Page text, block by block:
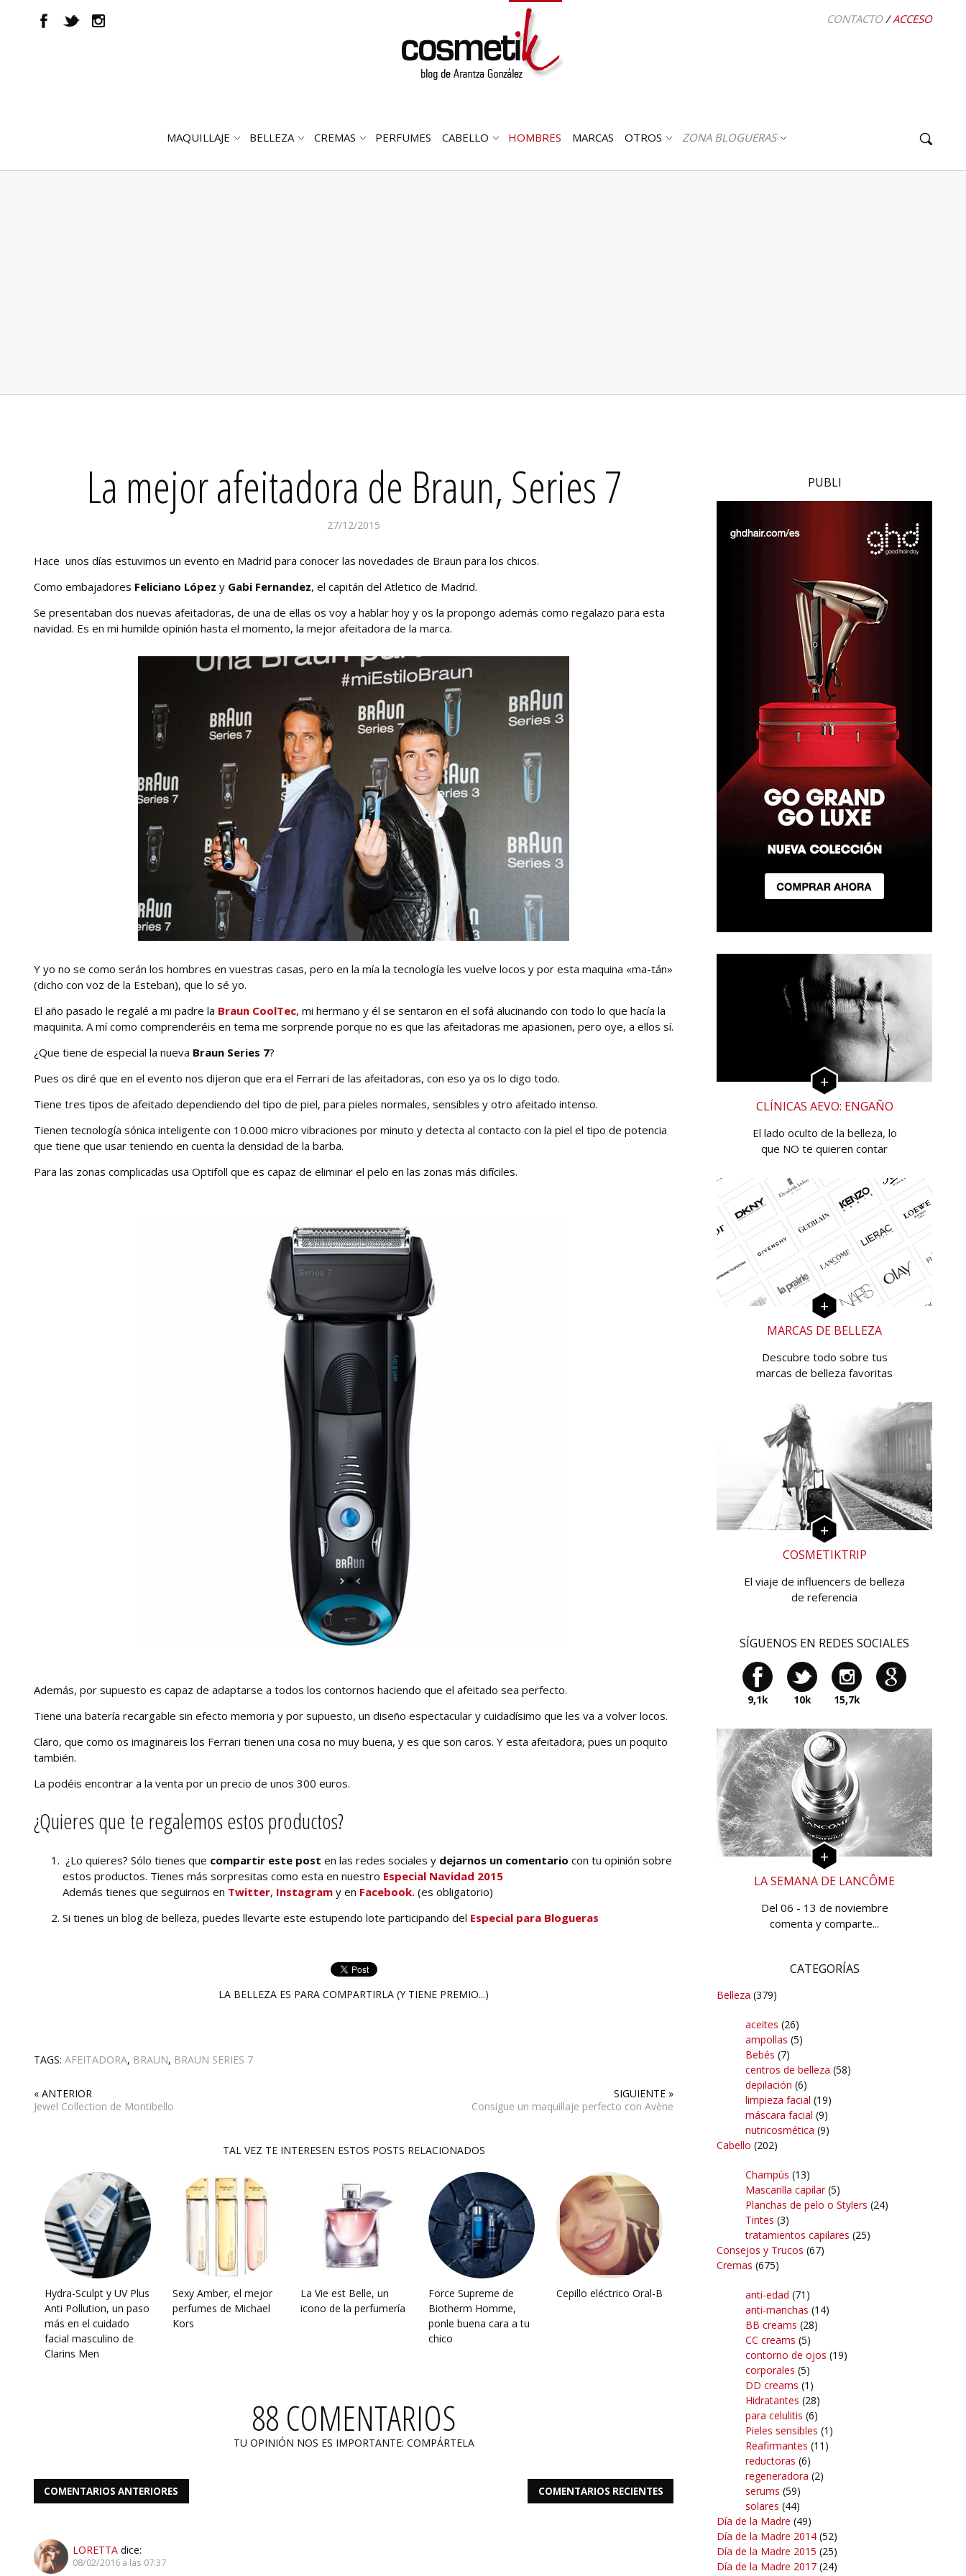
ABRIR
MAQUILLAJE
ABRIR
BELLEZA
ABRIR
CREMAS PERFUMES
ABRIR
CABELLO HOMBRES MARCAS
ABRIR
OTROS ZONA BLOGUERAS
CONTACTO/ACCESO
La mejor afeitadora de Braun, Series 7
27/12/2015
Hace unos días estuvimos un evento en Madrid para conocer las novedades de Braun para los chicos.
Como embajadores Feliciano López y Gabi Fernandez, el capitán del Atletico de Madrid.
Se presentaban dos nuevas afeitadoras, de una de ellas os voy a hablar hoy y os la propongo además como regalazo para esta
navidad. Es en mi humilde opinión hasta el momento, la mejor afeitadora de la marca.
Y yo no se como serán los hombres en vuestras casas, pero en la mía la tecnología les vuelve locos y por esta maquina «ma-tán»
(dicho con voz de la Esteban), que lo sé yo.
El año pasado le regalé a mi padre la Braun CoolTec, mi hermano y él se sentaron en el sofá alucinando con todo lo que hacía la
maquinita. A mí como comprenderéis en tema me sorprende porque no es que las afeitadoras me apasionen, pero oye, a ellos sí.
¿Que tiene de especial la nueva Braun Series 7?
Pues os diré que en el evento nos dijeron que era el Ferrari de las afeitadoras, con eso ya os lo digo todo.
Tiene tres tipos de afeitado dependiendo del tipo de piel, para pieles normales, sensibles y otro afeitado intenso.
Tienen tecnología sónica inteligente con 10.000 micro vibraciones por minuto y detecta al contacto con la piel el tipo de potencia
que tiene que usar teniendo en cuenta la densidad de la barba.
Para las zonas complicadas usa Optifoll que es capaz de eliminar el pelo en las zonas más difíciles.
Además, por supuesto es capaz de adaptarse a todos los contornos haciendo que el afeitado sea perfecto.
Tiene una batería recargable sin efecto memoria y por supuesto, un diseño espectacular y cuidadísimo que les va a volver locos.
Claro, que como os imaginareis los Ferrari tienen una cosa no muy buena, y es que son caros. Y esta afeitadora, pues un poquito
también.
La podéis encontrar a la venta por un precio de unos 300 euros.
¿Quieres que te regalemos estos productos?
¿Lo quieres? Sólo tienes que compartir este post en las redes sociales y dejarnos un comentario con tu opinión sobre
estos productos. Tienes más sorpresitas como esta en nuestro Especial Navidad 2015
Además tienes que seguirnos en Twitter, Instagram y en Facebook. (es obligatorio)
Si tienes un blog de belleza, puedes llevarte este estupendo lote participando del Especial para Blogueras
LA BELLEZA ES PARA COMPARTIRLA (Y TIENE PREMIO...)
TAGS: AFEITADORA, BRAUN, BRAUN SERIES 7
« ANTERIOR
Jewel Collection de Montibello
SIGUIENTE »
Consigue un maquillaje perfecto con Avène
TAL VEZ TE INTERESEN ESTOS POSTS RELACIONADOS
Hydra-Sculpt y UV Plus
Anti Pollution, un paso
más en el cuidado
facial masculino de
Clarins Men
Sexy Amber, el mejor
perfumes de Michael
Kors
La Vie est Belle, un
icono de la perfumería
Force Supreme de
Biotherm Homme,
ponle buena cara a tu
chico
Cepillo eléctrico Oral-B
88 COMENTARIOS
TU OPINIÓN NOS ES IMPORTANTE: COMPÁRTELA
COMENTARIOS ANTERIORES COMENTARIOS RECIENTES
LORETTA dice:
08/02/2016 a las 07:37
PUBLI
CLÍNICAS AEVO: ENGAÑO
El lado oculto de la belleza, lo
que NO te quieren contar
MARCAS DE BELLEZA
Descubre todo sobre tus
marcas de belleza favoritas
COSMETIKTRIP
El viaje de influencers de belleza
de referencia
SÍGUENOS EN REDES SOCIALES
9,1k 10k 15,7k
LA SEMANA DE LANCÔME
Del 06 - 13 de noviembre
comenta y comparte...
CATEGORÍAS
Belleza (379)
aceites (26)
ampollas (5)
Bebés (7)
centros de belleza (58)
depilación (6)
limpieza facial (19)
máscara facial (9)
nutricosmética (9)
Cabello (202)
Champús (13)
Mascarilla capilar(5)
Planchas de pelo o Stylers (24)
Tintes (3)
tratamientos capilares (25)
Consejos y Trucos (67)
Cremas (675)
anti-edad (71)
anti-manchas (14)
BB creams (28)
CC creams (5)
contorno de ojos (19)
corporales (5)
DD creams (1)
Hidratantes (28)
para celulitis (6)
Pieles sensibles (1)
Reafirmantes (11)
reductoras (6)
regeneradora (2)
serums (59)
solares (44)
Día de la Madre (49)
Día de la Madre 2014 (52)
Día de la Madre 2015 (25)
Día de la Madre 2017 (24)